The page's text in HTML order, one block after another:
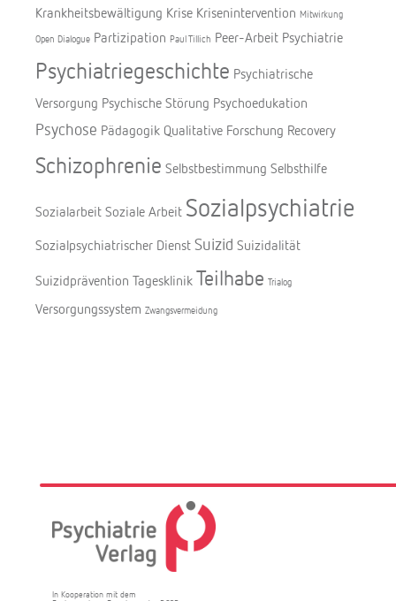
Krankheitsbewältigung Krise Krisenintervention Mitwirkung
Open Dialogue Partizipation Paul Tillich Peer-Arbeit Psychiatrie
Psychiatriegeschichte Psychiatrische
Versorgung Psychische Störung Psychoedukation
Psychose Pädagogik Qualitative Forschung Recovery
Schizophrenie Selbstbestimmung Selbsthilfe
Sozialarbeit Soziale Arbeit Sozialpsychiatrie
Sozialpsychiatrischer Dienst Suizid Suizidalität
Suizidprävention Tagesklinik Teilhabe Trialog
Versorgungssystem Zwangsvermeidung
In Kooperation mit dem